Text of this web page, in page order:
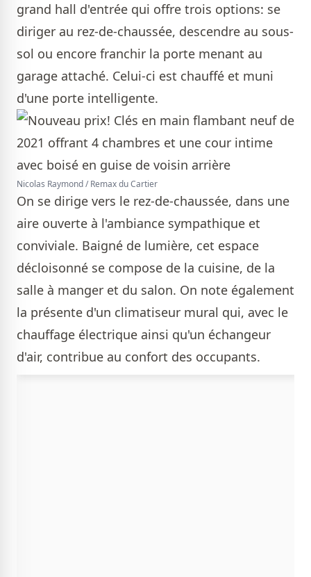
grand hall d'entrée qui offre trois options: se
diriger au rez-de-chaussée, descendre au sous-
sol ou encore franchir la porte menant au
garage attaché. Celui-ci est chauffé et muni
d'une porte intelligente.
Nicolas Raymond / Remax du Cartier
On se dirige vers le rez-de-chaussée, dans une
aire ouverte à l'ambiance sympathique et
conviviale. Baigné de lumière, cet espace
décloisonné se compose de la cuisine, de la
salle à manger et du salon. On note également
la présente d'un climatiseur mural qui, avec le
chauffage électrique ainsi qu'un échangeur
d'air, contribue au confort des occupants.